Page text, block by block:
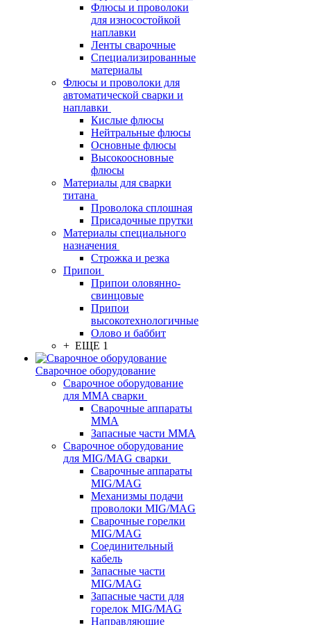
Флюсы и проволоки
для износостойкой
наплавки
Ленты сварочные
Специализированные
материалы
Флюсы и проволоки для
автоматической сварки и
наплавки
Кислые флюсы
Нейтральные флюсы
Основные флюсы
Высокоосновные
флюсы
Материалы для сварки
титана
Проволока сплошная
Присадочные прутки
Материалы специального
назначения
Строжка и резка
Припои
Припои оловянно-
свинцовые
Припои
высокотехнологичные
Олово и баббит
+ ЕЩЕ 1
Сварочное оборудование
Сварочное оборудование
для MMA сварки
Сварочные аппараты
MMA
Запасные части MMA
Сварочное оборудование
для MIG/MAG сварки
Сварочные аппараты
MIG/MAG
Механизмы подачи
проволоки MIG/MAG
Сварочные горелки
MIG/MAG
Соединительный
кабель
Запасные части
MIG/MAG
Запасные части для
горелок MIG/MAG
Направляющие